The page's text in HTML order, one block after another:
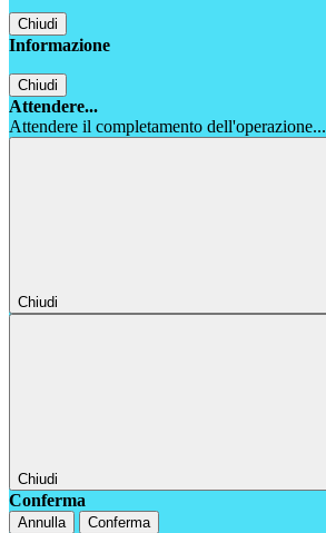
Chiudi
Informazione
Chiudi
Attendere...
Attendere il completamento dell'operazione...
Chiudi
Chiudi
Conferma
Annulla Conferma